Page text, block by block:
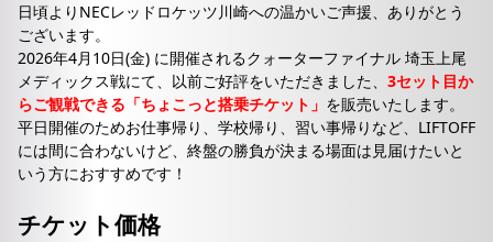
日頃よりNECレッドロケッツ川崎への温かいご声援、ありがとう
ございます。
2026年4月10日(金) に開催されるクォーターファイナル 埼玉上尾
メディックス戦にて、以前ご好評をいただきました、 3セット目か
らご観戦できる「ちょこっと搭乗チケット」 を販売いたします。
平日開催のためお仕事帰り、学校帰り、習い事帰りなど、LIFTOFF
には間に合わないけど、終盤の勝負が決まる場面は見届けたいと
いう方におすすめです！
チケット価格